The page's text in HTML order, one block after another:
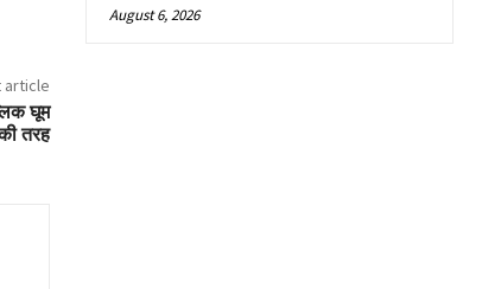
article
घूम
की तरह
August 6, 2026